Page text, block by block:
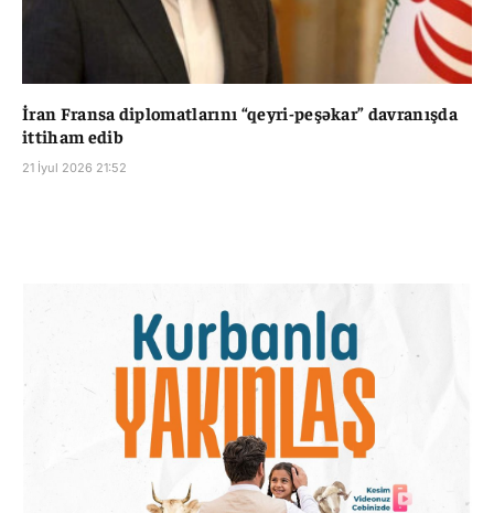
İran Fransa diplomatlarını “qeyri-peşəkar” davranışda
ittiham edib
21 İyul 2026 21:52